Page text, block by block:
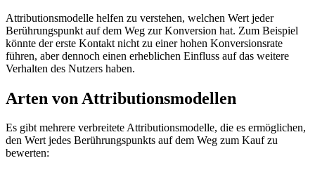
Attributionsmodelle helfen zu verstehen, welchen Wert jeder
Berührungspunkt auf dem Weg zur Konversion hat. Zum Beispiel
könnte der erste Kontakt nicht zu einer hohen Konversionsrate
führen, aber dennoch einen erheblichen Einfluss auf das weitere
Verhalten des Nutzers haben.
Arten von Attributionsmodellen
Es gibt mehrere verbreitete Attributionsmodelle, die es ermöglichen,
den Wert jedes Berührungspunkts auf dem Weg zum Kauf zu
bewerten: